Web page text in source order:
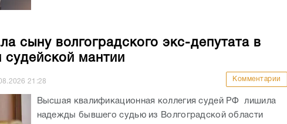
сыну волгоградского экс-депутата в
мантии
21:28 Комментарии
Высшая квалификационная коллегия судей РФ лишила
надежды бывшего судью из Волгоградской области